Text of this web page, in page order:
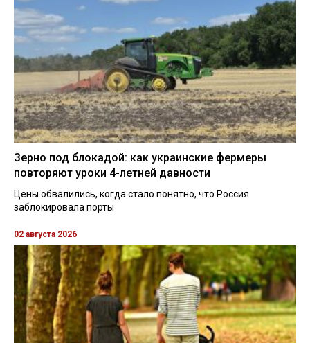
Зерно под блокадой: как украинские фермеры
повторяют уроки 4-летней давности
Цены обвалились, когда стало понятно, что Россия
заблокировала порты
02 августа 2026